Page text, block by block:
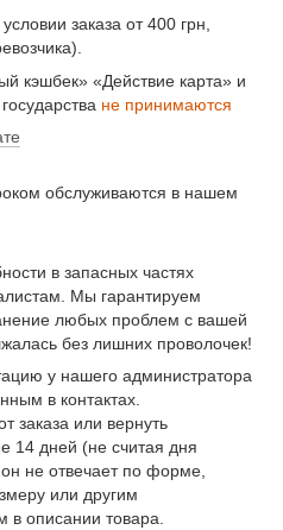
заказа от 400 грн,
кэшбек» «Действие карта» и
не принимаются
обслуживаются в нашем
в запасных частях
Мы гарантируем
любых проблем с вашей
без лишних проволочек!
у нашего администратора
в контактах.
заказа или вернуть
14 дней (не считая дня
он не отвечает по форме,
или другим
в описании товара.